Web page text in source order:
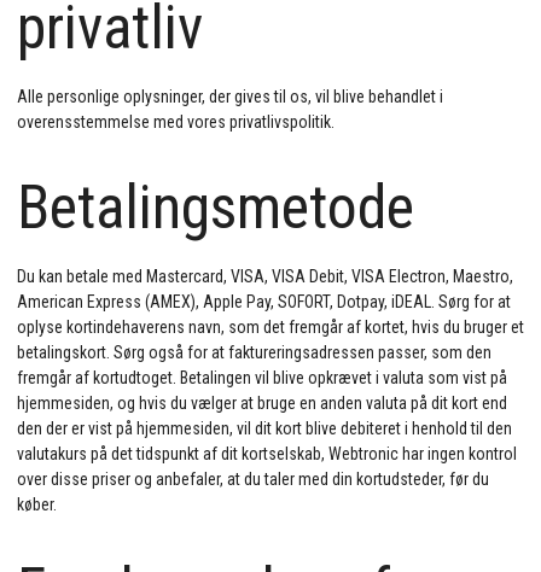
privatliv
Alle personlige oplysninger, der gives til os, vil blive behandlet i
overensstemmelse med vores privatlivspolitik.
Betalingsmetode
Du kan betale med Mastercard, VISA, VISA Debit, VISA Electron, Maestro,
American Express (AMEX), Apple Pay, SOFORT, Dotpay, iDEAL. Sørg for at
oplyse kortindehaverens navn, som det fremgår af kortet, hvis du bruger et
betalingskort. Sørg også for at faktureringsadressen passer, som den
fremgår af kortudtoget. Betalingen vil blive opkrævet i valuta som vist på
hjemmesiden, og hvis du vælger at bruge en anden valuta på dit kort end
den der er vist på hjemmesiden, vil dit kort blive debiteret i henhold til den
valutakurs på det tidspunkt af dit kortselskab, Webtronic har ingen kontrol
over disse priser og anbefaler, at du taler med din kortudsteder, før du
køber.